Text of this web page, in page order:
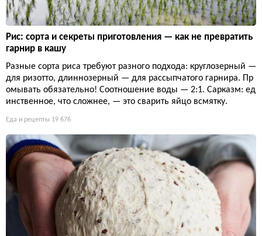
Рис: сорта и секреты приготовления — как не превратить
гарнир в кашу
Разные сорта риса требуют разного подхода: круглозерный —
для ризотто, длиннозерный — для рассыпчатого гарнира. Пр
омывать обязательно! Соотношение воды — 2:1. Сарказм: ед
инственное, что сложнее, — это сварить яйцо всмятку.
Еда и рецепты 19 676